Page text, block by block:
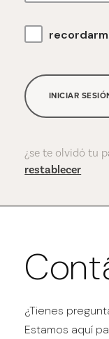
INICIAR
¿se te olvidó tu
restablecer
¿Tienes
Estamos aquí